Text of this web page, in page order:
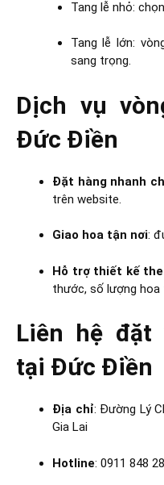
Tang lễ nhỏ:
Tang lễ lớn:
sang trọng.
Dịch vụ
Đức Điền
Đặt hàng nhanh
trên website.
Giao hoa tận nơi:
Hỗ trợ thiết kế
thước, số lượng hoa
Liên hệ đặt
tại Đức Điền
Địa chỉ: Đường Lý
Gia Lai
Hotline: 0911 848